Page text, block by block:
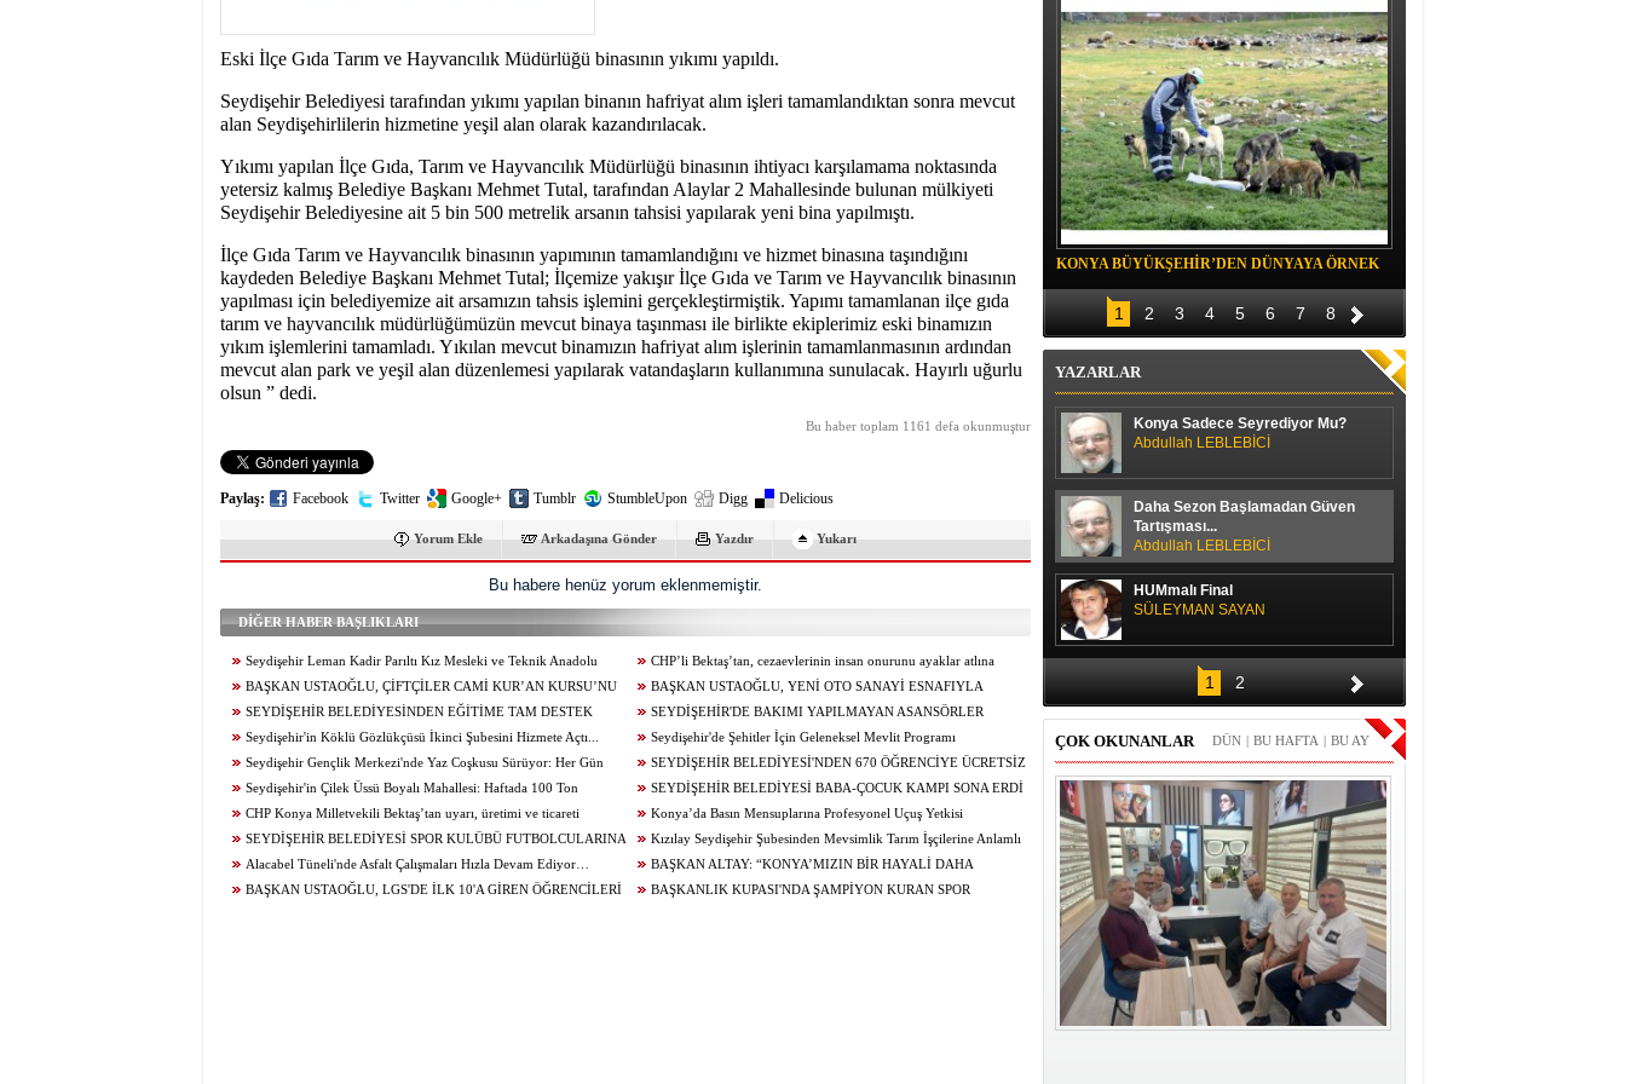
Eski İlçe Gıda Tarım ve Hayvancılık Müdürlüğü binasının yıkımı yapıldı.
Seydişehir Belediyesi tarafından yıkımı yapılan binanın hafriyat alım işleri tamamlandıktan sonra mevcut
alan Seydişehirlilerin hizmetine yeşil alan olarak kazandırılacak.
Yıkımı yapılan İlçe Gıda, Tarım ve Hayvancılık Müdürlüğü binasının ihtiyacı karşılamama noktasında
yetersiz kalmış Belediye Başkanı Mehmet Tutal, tarafından Alaylar 2 Mahallesinde bulunan mülkiyeti
Seydişehir Belediyesine ait 5 bin 500 metrelik arsanın tahsisi yapılarak yeni bina yapılmıştı.
İlçe Gıda Tarım ve Hayvancılık binasının yapımının tamamlandığını ve hizmet binasına taşındığını
kaydeden Belediye Başkanı Mehmet Tutal; İlçemize yakışır İlçe Gıda ve Tarım ve Hayvancılık binasının
yapılması için belediyemize ait arsamızın tahsis işlemini gerçekleştirmiştik. Yapımı tamamlanan ilçe gıda
tarım ve hayvancılık müdürlüğümüzün mevcut binaya taşınması ile birlikte ekiplerimiz eski binamızın
yıkım işlemlerini tamamladı. Yıkılan mevcut binamızın hafriyat alım işlerinin tamamlanmasının ardından
mevcut alan park ve yeşil alan düzenlemesi yapılarak vatandaşların kullanımına sunulacak. Hayırlı uğurlu
olsun ” dedi.
Bu haber toplam 1161 defa okunmuştur
Paylaş: Facebook Twitter Google+ Tumblr StumbleUpon Digg Delicious
Yorum Ekle Arkadaşına Gönder Yazdır Yukarı
Bu habere henüz yorum eklenmemiştir.
DİĞER HABER BAŞLIKLARI
Seydişehir Leman Kadir Parıltı Kız Mesleki ve Teknik Anadolu
Lisesi Öğrencileri Erasmus+ ile Avrupa’ya Açılıyor
CHP’li Bektaş’tan, cezaevlerinin insan onurunu ayaklar atlına
alınan mekânlara dönüşmesine tepki
BAŞKAN USTAOĞLU, ÇİFTÇİLER CAMİ KUR’AN KURSU’NU
ZİYARET ETTİ
BAŞKAN USTAOĞLU, YENİ OTO SANAYİ ESNAFIYLA
KAHVALTIDA BULUŞTU
SEYDİŞEHİR BELEDİYESİNDEN EĞİTİME TAM DESTEK
SEYDİŞEHİR'DE BAKIMI YAPILMAYAN ASANSÖRLER
MÜHÜRLENDİ
Seydişehir'in Köklü Gözlükçüsü İkinci Şubesini Hizmete Açtı...
Seydişehir'de Şehitler İçin Geleneksel Mevlit Programı
Düzenlendi...
Seydişehir Gençlik Merkezi'nde Yaz Coşkusu Sürüyor: Her Gün
Yeni Bir Etkinlik, Her Gün Yeni Bir Heyecan...
SEYDİŞEHİR BELEDİYESİ'NDEN 670 ÖĞRENCİYE ÜCRETSİZ
TERCİH DANIŞMANLIĞI
Seydişehir'in Çilek Üssü Boyalı Mahallesi: Haftada 100 Ton
Üretim...
SEYDİŞEHİR BELEDİYESİ BABA-ÇOCUK KAMPI SONA ERDİ
CHP Konya Milletvekili Bektaş’tan uyarı, üretimi ve ticareti
canlandıracak adımlar gecikmeden atılmalıdır
Konya’da Basın Mensuplarına Profesyonel Uçuş Yetkisi
SEYDİŞEHİR BELEDİYESİ SPOR KULÜBÜ FUTBOLCULARINA
BAŞAKŞEHİR ‘DEN DAVET
Kızılay Seydişehir Şubesinden Mevsimlik Tarım İşçilerine Anlamlı
Ziyaret
Alacabel Tüneli'nde Asfalt Çalışmaları Hızla Devam Ediyor…
BAŞKAN ALTAY: “KONYA’MIZIN BİR HAYALİ DAHA
GERÇEKLEŞİYOR. AĞIR BAKIM'DA BÜYÜK TAŞINMA BAŞLADI”
BAŞKAN USTAOĞLU, LGS'DE İLK 10'A GİREN ÖĞRENCİLERİ
BAŞKANLIK KUPASI'NDA ŞAMPİYON KURAN SPOR
KONYA BÜYÜKŞEHİR’DEN DÜNYAYA ÖRNEK
PROJE
1 2 3 4 5 6 7 8
YAZARLAR
Konya Sadece Seyrediyor Mu?
Abdullah LEBLEBİCİ
Daha Sezon Başlamadan Güven
Tartışması...
Abdullah LEBLEBİCİ
HUMmalı Final
SÜLEYMAN SAYAN
SPOR SOHBETİ
H. Yüksel GÜLAY
1 2
ÇOK OKUNANLAR BU AY
|
BU HAFTA
|
DÜN